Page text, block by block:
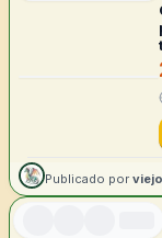
Publicado por